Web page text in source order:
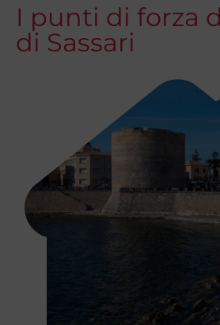
I punti di forza
di Sassari